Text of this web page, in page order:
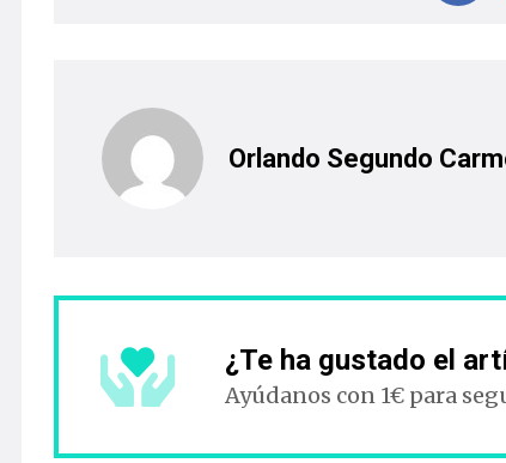
Orlando Segundo
¿Te ha gustado el
Ayúdanos con 1€ para